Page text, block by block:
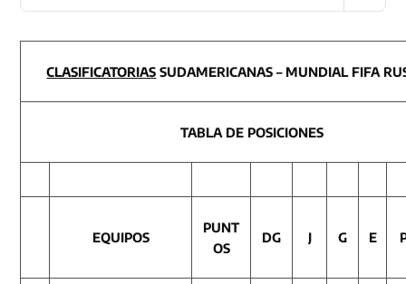
CLASIFICATORIAS SUDAMERICANAS – MUNDIAL FIFA
TABLA DE POSICIONES
EQUIPOS
PUNT
OS
DG J G E